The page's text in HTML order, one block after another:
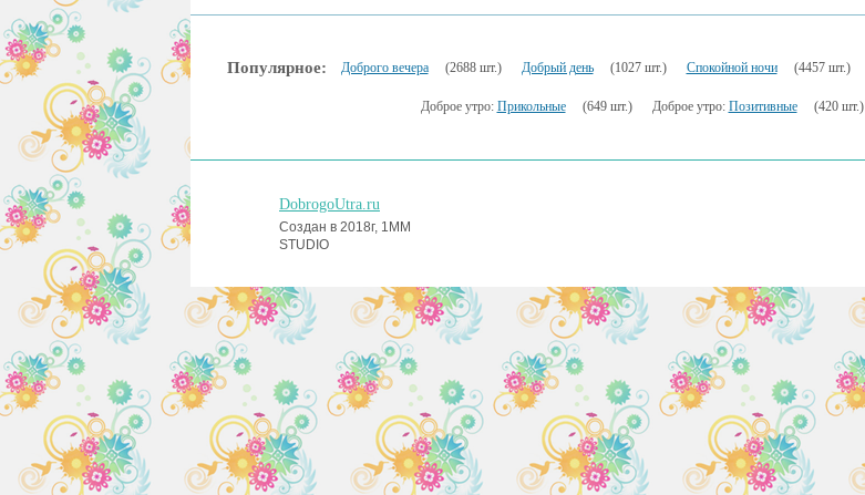
Популярное: Доброго вечера (2688 шт.) Добрый день (1027 шт.) Спокойной ночи (4457 шт.)
Доброе утро: Прикольные (649 шт.) Доброе утро: Позитивные (420 шт.)
DobrogoUtra.ru
Создан в 2018г, 1MM
STUDIO